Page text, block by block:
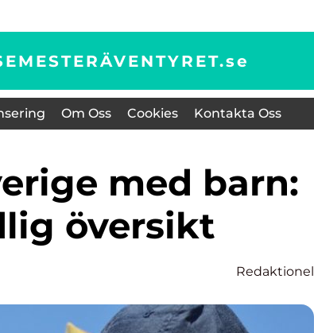
se
Om Oss Cookies Kontakta Oss
översikt
Redaktionel